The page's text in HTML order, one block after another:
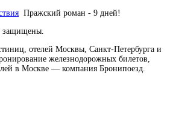
Пражский роман - 9 дней!
защищены.
отелей Москвы, Санкт-Петербурга и
железнодорожных билетов,
в Москве — компания Бронипоезд.